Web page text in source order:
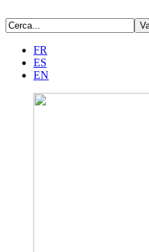
FR
ES
EN